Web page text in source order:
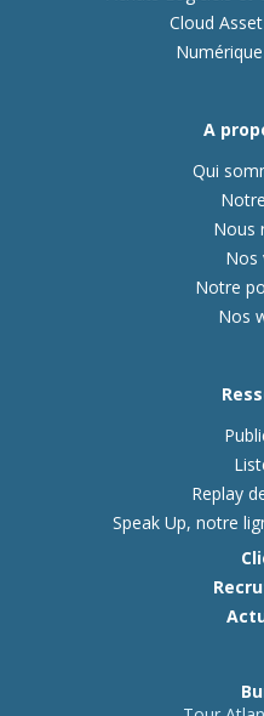
Cloud
A
Qui
Nous
Nos
Notre
Nos
Replay
Speak Up, notre